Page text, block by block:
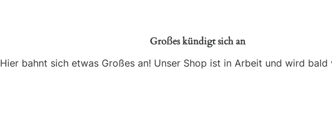
Großes kündigt sich an
Hier bahnt sich etwas Großes an! Unser Shop ist in Arbeit und wird